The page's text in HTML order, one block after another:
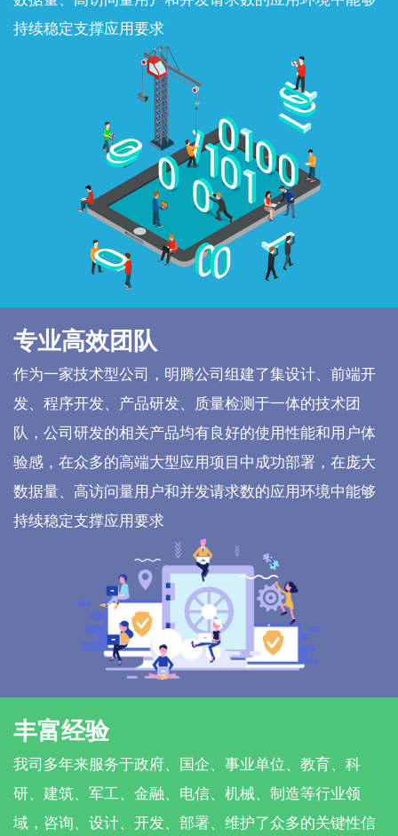
持续稳定支撑应用要求
专业高效团队
作为一家技术型公司，明腾公司组建了集设计、前端开
发、程序开发、产品研发、质量检测于一体的技术团
队，公司研发的相关产品均有良好的使用性能和用户体
验感，在众多的高端大型应用项目中成功部署，在庞大
数据量、高访问量用户和并发请求数的应用环境中能够
持续稳定支撑应用要求
丰富经验
我司多年来服务于政府、国企、事业单位、教育、科
研、建筑、军工、金融、电信、机械、制造等行业领
域，咨询、设计、开发、部署、维护了众多的关键性信